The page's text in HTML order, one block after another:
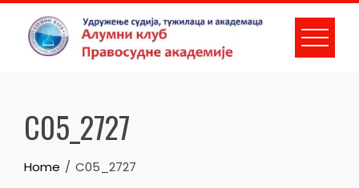
Skip
content
C05_2727
Home C05_2727